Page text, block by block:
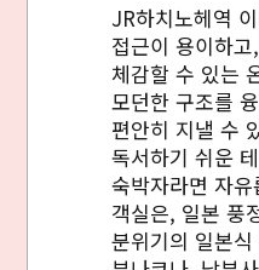
JR하치노헤역
접근이 용이하
체감할 수 있는
모던한 구조를
편안히 지낼 수
독서하기 쉬운
숙박자라면 자
객실은, 일본 풍
분위기의 일본